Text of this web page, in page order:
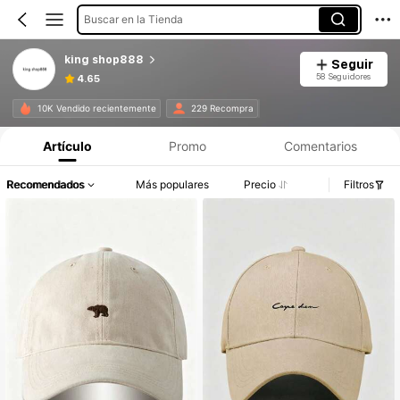
Buscar en la Tienda
king shop888
4.65
Seguir
58 Seguidores
10K Vendido recientemente 229 Recompra
Artículo Promo Comentarios
Recomendados Más populares Precio Filtros